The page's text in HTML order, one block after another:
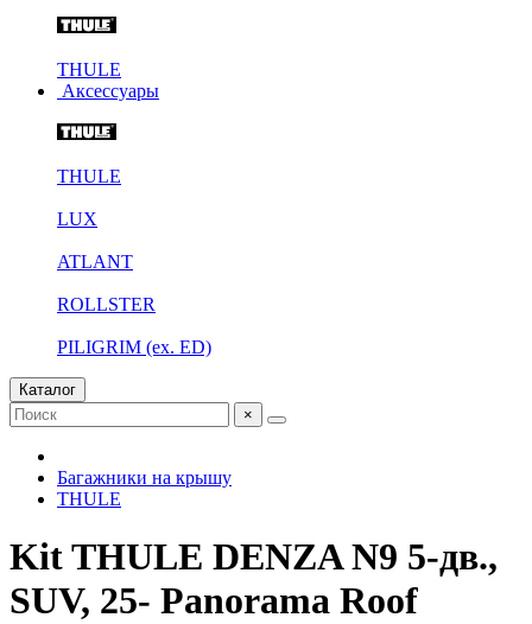
THULE
Аксессуары
THULE
LUX
ATLANT
ROLLSTER
PILIGRIM (ex. ED)
Каталог
×
Багажники на крышу
THULE
Kit THULE DENZA N9 5-дв.,
SUV, 25- Panorama Roof